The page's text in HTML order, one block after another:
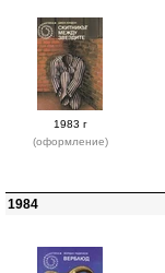
1983 г
(оформление)
1984